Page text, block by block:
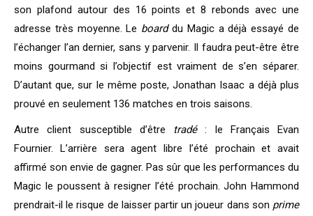
son plafond autour des 16 points et 8 rebonds avec une
adresse très moyenne. Le boarddu Magic a déjà essayé de
l’échanger l’an dernier, sans y parvenir. Il faudra peut-être être
moins gourmand si l’objectif est vraiment de s’en séparer.
D’autant que, sur le même poste, Jonathan Isaac a déjà plus
prouvé en seulement 136 matches en trois saisons.
Autre client susceptible d’être tradé: le Français Evan
Fournier. L’arrière sera agent libre l’été prochain et avait
affirmé son envie de gagner. Pas sûr que les performances du
Magic le poussent à resigner l’été prochain. John Hammond
prendrait-il le risque de laisser partir un joueur dans son prime